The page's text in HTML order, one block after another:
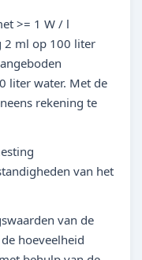
>= 1 W / l
2 ml op 100 liter
liter water. Met de
rekening te
van het
van de
hoeveelheid